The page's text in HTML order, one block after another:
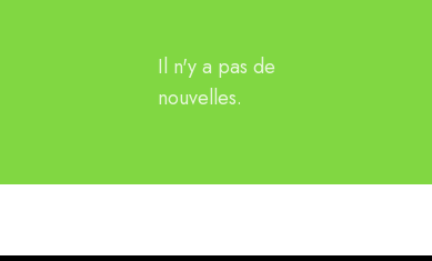
Il n'y a pas de
nouvelles.